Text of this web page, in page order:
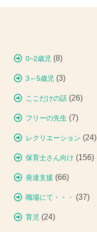
0~2歳児 (8)
3～5歳児 (3)
ここだけの話 (26)
フリーの先生 (7)
レクリエーション (24)
保育士さん向け (156)
発達支援 (66)
職場にて・・・ (37)
育児 (24)